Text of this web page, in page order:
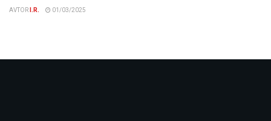
AVTOR I.R. 01/03/2025